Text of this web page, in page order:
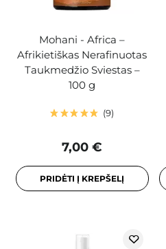
Mohani - Africa –
Afrikietiškas Nerafinuotas
Taukmedžio Sviestas –
100 g
9
7,00 €
PRIDĖTI Į KREPŠELĮ